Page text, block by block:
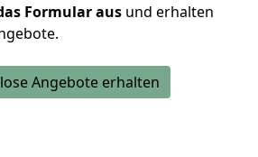
Formular aus und erhalten
Angebote erhalten